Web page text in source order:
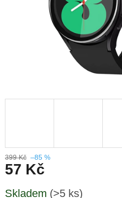
399 Kč –85 %
57 Kč
cena:
Skladem (>5 ks)